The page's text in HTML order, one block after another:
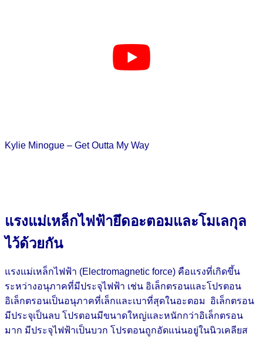
Kylie Minogue – Get Outta My Way
แรงแม่เหล็กไฟฟ้ายึดอะตอมและโมเลกุล
ไว้ด้วยกัน
แรงแม่เหล็กไฟฟ้า (Electromagnetic force) คือแรงที่เกิดขึ้น
ระหว่างอนุภาคที่มีประจุไฟฟ้า เช่น อิเล็กตรอนและโปรตอน
อิเล็กตรอนเป็นอนุภาคที่เล็กและเบาที่สุดในอะตอม อิเล็กตรอน
มีประจุเป็นลบ โปรตอนมีขนาดใหญ่และหนักกว่าอิเล็กตรอน
มาก มีประจุไฟฟ้าเป็นบวก โปรตอนถูกอัดแน่นอยู่ในนิวเคลียส